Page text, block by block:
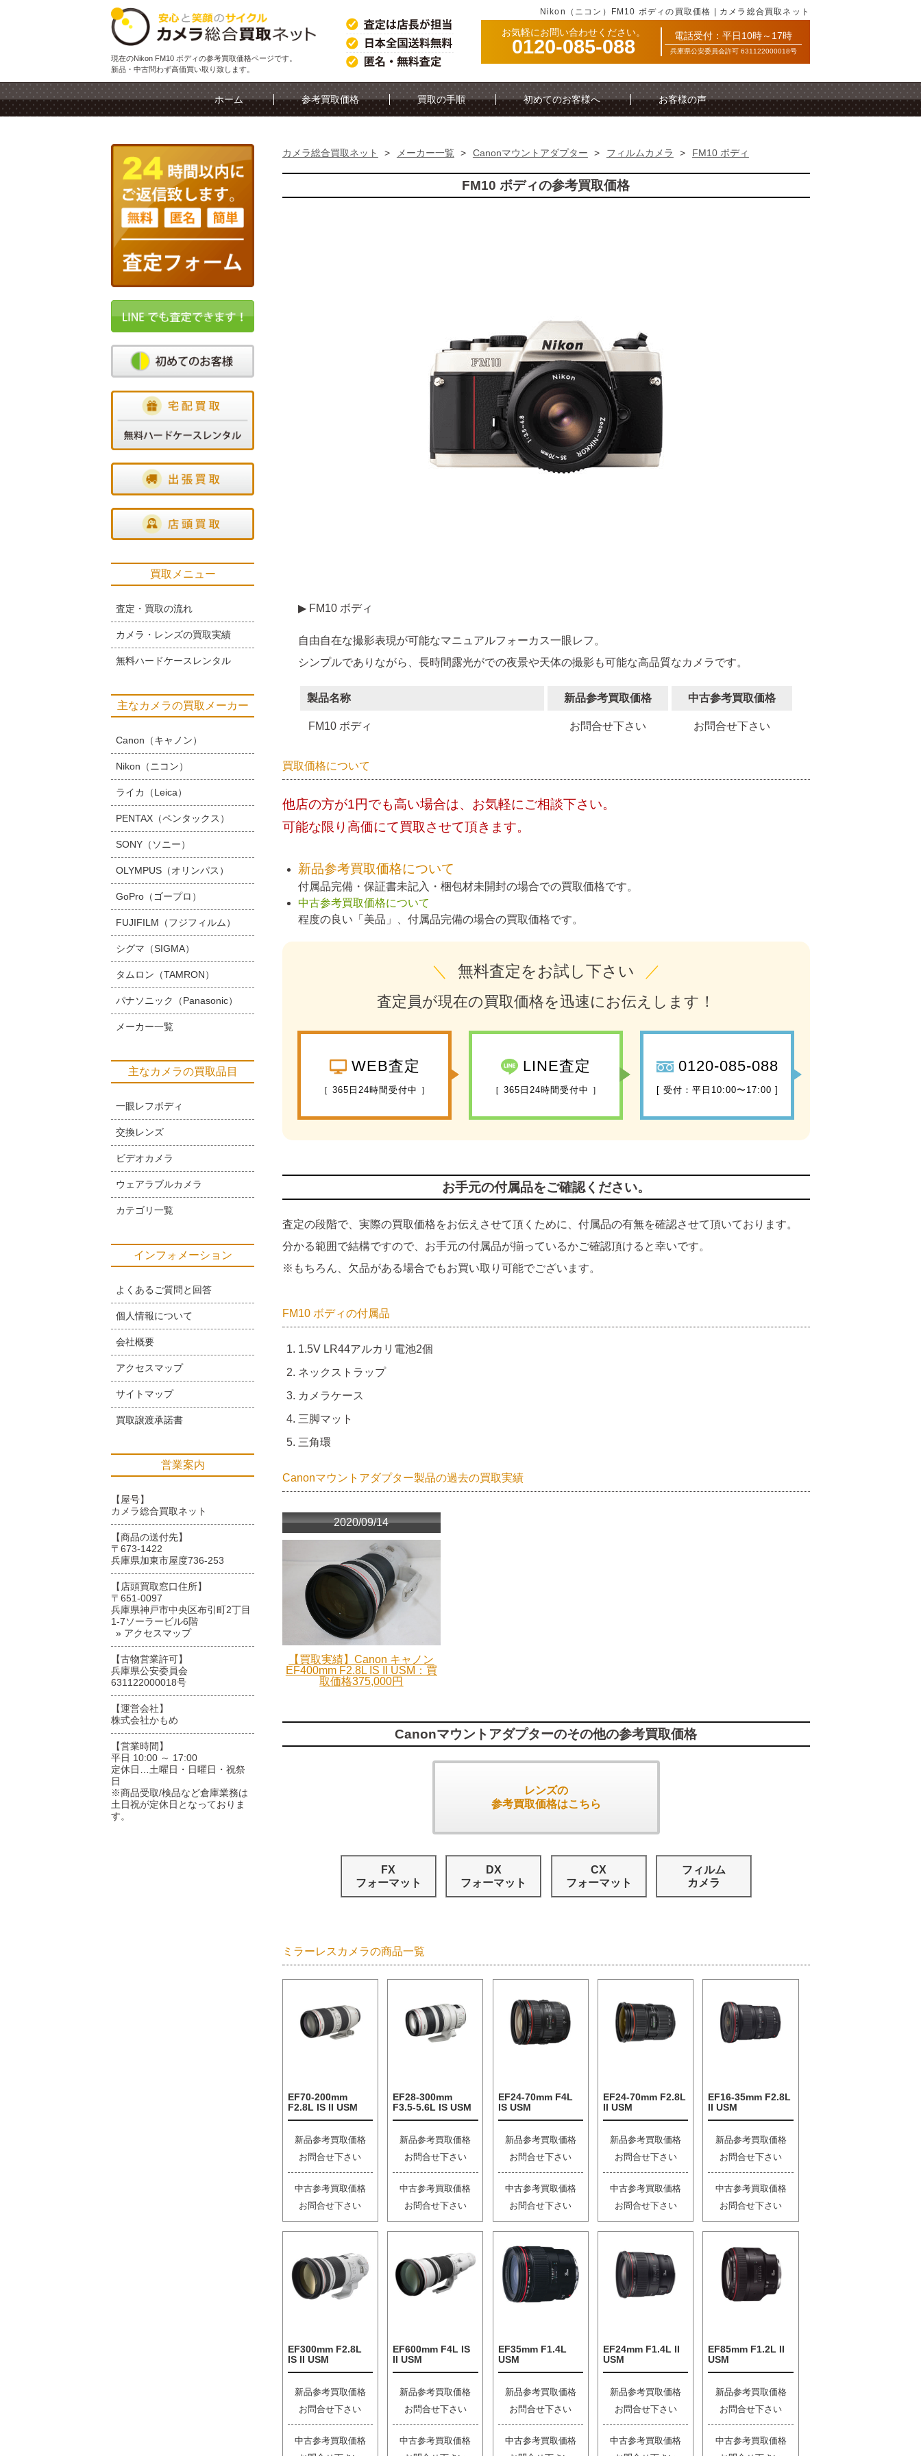
Nikon（ニコン）FM10 ボディの買取価格 | カメラ総合買取ネット
現在のNikon FM10 ボディの参考買取価格ページです。
新品・中古問わず高価買い取り致します。
お気軽にお問い合わせください。
0120-085-088 電話受付：平日10時～17時
兵庫県公安委員会許可 631122000018号
ホーム 参考買取価格 買取の手順 初めてのお客様へ お客様の声
カメラ総合買取ネット > メーカー一覧 > Canonマウントアダプター > フィルムカメラ > FM10 ボディ
FM10 ボディの参考買取価格
▶ FM10 ボディ
自由自在な撮影表現が可能なマニュアルフォーカス一眼レフ。
シンプルでありながら、長時間露光がでの夜景や天体の撮影も可能な高品質なカメラです。
製品名称 新品参考買取価格 中古参考買取価格
FM10 ボディ お問合せ下さい お問合せ下さい
買取価格について
他店の方が1円でも高い場合は、お気軽にご相談下さい。
可能な限り高価にて買取させて頂きます。
新品参考買取価格について
付属品完備・保証書未記入・梱包材未開封の場合での買取価格です。
中古参考買取価格について
程度の良い「美品」、付属品完備の場合の買取価格です。
＼ 無料査定をお試し下さい ／
査定員が現在の買取価格を迅速にお伝えします！
WEB査定
［ 365日24時間受付中 ］
LINE査定
［ 365日24時間受付中 ］
0120-085-088
[ 受付：平日10:00〜17:00 ]
お手元の付属品をご確認ください。
査定の段階で、実際の買取価格をお伝えさせて頂くために、付属品の有無を確認させて頂いております。
分かる範囲で結構ですので、お手元の付属品が揃っているかご確認頂けると幸いです。
※もちろん、欠品がある場合でもお買い取り可能でございます。
FM10 ボディの付属品
1.5V LR44アルカリ電池2個
ネックストラップ
カメラケース
三脚マット
三角環
Canonマウントアダプター製品の過去の買取実績
2020/09/14
【買取実績】Canon キャノン
EF400mm F2.8L IS II USM：買
取価格375,000円
Canonマウントアダプターのその他の参考買取価格
レンズの
参考買取価格はこちら
FX
フォーマット
DX
フォーマット
CX
フォーマット
フィルム
カメラ
ミラーレスカメラの商品一覧
EF70-200mm
F2.8L IS II USM
新品参考買取価格
お問合せ下さい
中古参考買取価格
お問合せ下さい
EF28-300mm
F3.5-5.6L IS USM
新品参考買取価格
お問合せ下さい
中古参考買取価格
お問合せ下さい
EF24-70mm F4L
IS USM
新品参考買取価格
お問合せ下さい
中古参考買取価格
お問合せ下さい
EF24-70mm F2.8L
II USM
新品参考買取価格
お問合せ下さい
中古参考買取価格
お問合せ下さい
EF16-35mm F2.8L
II USM
新品参考買取価格
お問合せ下さい
中古参考買取価格
お問合せ下さい
EF300mm F2.8L
IS II USM
新品参考買取価格
お問合せ下さい
中古参考買取価格
EF600mm F4L IS
II USM
新品参考買取価格
お問合せ下さい
中古参考買取価格
EF35mm F1.4L
USM
新品参考買取価格
お問合せ下さい
中古参考買取価格
EF24mm F1.4L II
USM
新品参考買取価格
お問合せ下さい
中古参考買取価格
EF85mm F1.2L II
USM
新品参考買取価格
お問合せ下さい
中古参考買取価格
買取メニュー
査定・買取の流れ
カメラ・レンズの買取実績
無料ハードケースレンタル
主なカメラの買取メーカー
Canon（キャノン）
Nikon（ニコン）
ライカ（Leica）
PENTAX（ペンタックス）
SONY（ソニー）
OLYMPUS（オリンパス）
GoPro（ゴープロ）
FUJIFILM（フジフィルム）
シグマ（SIGMA）
タムロン（TAMRON）
パナソニック（Panasonic）
メーカー一覧
主なカメラの買取品目
一眼レフボディ
交換レンズ
ビデオカメラ
ウェアラブルカメラ
カテゴリ一覧
インフォメーション
よくあるご質問と回答
個人情報について
会社概要
アクセスマップ
サイトマップ
買取譲渡承諾書
営業案内
【屋号】
カメラ総合買取ネット
【商品の送付先】
〒673-1422
兵庫県加東市屋度736-253
【店頭買取窓口住所】
〒651-0097
兵庫県神戸市中央区布引町2丁目
1-7ソーラービル6階
» アクセスマップ
【古物営業許可】
兵庫県公安委員会
631122000018号
【運営会社】
株式会社かもめ
【営業時間】
平日 10:00 ～ 17:00
定休日…土曜日・日曜日・祝祭
日
※商品受取/検品など倉庫業務は
土日祝が定休日となっておりま
す。